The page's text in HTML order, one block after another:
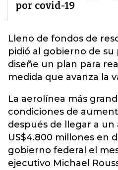
por covid-19
Lleno de fondos de
pidió al gobierno de
diseñe un plan para
medida que avanza la
La aerolínea más
condiciones de
después de llegar a un
US$4.800 millones en
gobierno federal el
ejecutivo Michael